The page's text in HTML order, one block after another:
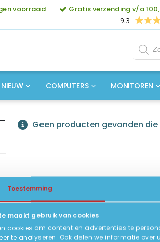
Toestemming
maakt gebruik van cookies
cookies om content en advertenties te
te analyseren. Ook delen we informatie
voorraad Gratis verzending v/a
9.3
zoeken
COMPUTERS MONITOREN
Geen producten gevonden
KLANTENSERVICE